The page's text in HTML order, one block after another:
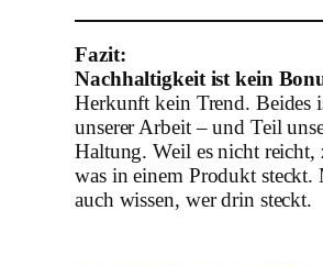
Fazit:
Nachhaltigkeit ist kein
Herkunft kein Trend. Beides
unserer Arbeit – und Teil
Haltung. Weil es nicht reicht,
was in einem Produkt steckt.
auch wissen, wer drin steckt.